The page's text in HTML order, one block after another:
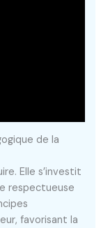
de la
Elle s’investit
respectueuse
favorisant la